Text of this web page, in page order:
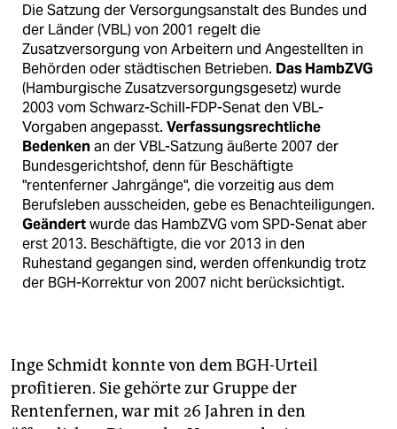
Die Satzung der Versorgungsanstalt des Bundes und
der Länder (VBL) von 2001 regelt die
Zusatzversorgung von Arbeitern und Angestellten in
Behörden oder städtischen Betrieben. Das HambZVG
(Hamburgische Zusatzversorgungsgesetz) wurde
2003 vom Schwarz-Schill-FDP-Senat den VBL-
Vorgaben angepasst. Verfassungsrechtliche
Bedenkenan der VBL-Satzung äußerte 2007 der
Bundesgerichtshof, denn für Beschäftigte
"rentenferner Jahrgänge", die vorzeitig aus dem
Berufsleben ausscheiden, gebe es Benachteiligungen.
Geändertwurde das HambZVG vom SPD-Senat aber
erst 2013. Beschäftigte, die vor 2013 in den
Ruhestand gegangen sind, werden offenkundig trotz
der BGH-Korrektur von 2007 nicht berücksichtigt.
Inge Schmidt konnte von dem BGH-Urteil
profitieren. Sie gehörte zur Gruppe der
Rentenfernen, war mit 26 Jahren in den